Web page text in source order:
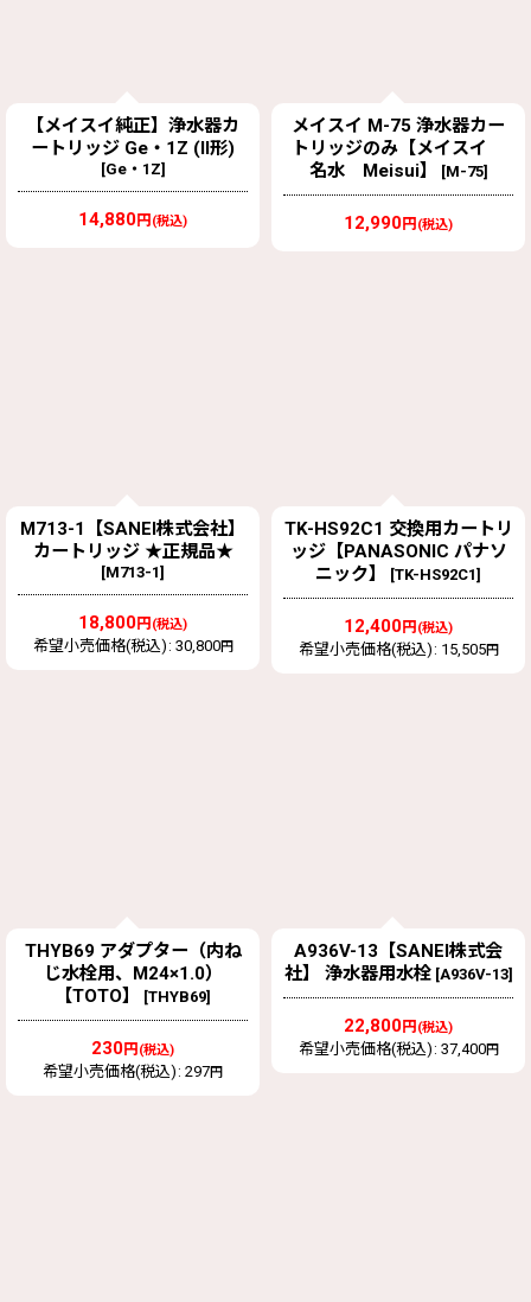
【メイスイ純正】浄水器カ
ートリッジ Ge・1Z (II形)
[Ge・1Z]
14,880円 (税込)
メイスイ M-75 浄水器カー
トリッジのみ【メイスイ
名水 Meisui】
[M-75]
12,990円 (税込)
M713-1【SANEI株式会社】
カートリッジ ★正規品★
[M713-1]
18,800円 (税込)
希望小売価格(税込) : 30,800円
TK-HS92C1 交換用カートリ
ッジ【PANASONIC パナソ
ニック】
[TK-HS92C1]
12,400円 (税込)
希望小売価格(税込) : 15,505円
THYB69 アダプター（内ね
じ水栓用、M24×1.0）
【TOTO】
[THYB69]
230円 (税込)
希望小売価格(税込) : 297円
A936V-13【SANEI株式会
社】 浄水器用水栓 [A936V-13]
22,800円 (税込)
希望小売価格(税込) : 37,400円